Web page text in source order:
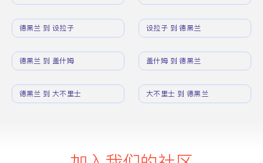
德黑兰 到 设拉子 设拉子 到 德黑兰
德黑兰 到 盖什姆 盖什姆 到 德黑兰
德黑兰 到 大不里士 大不里士 到 德黑兰